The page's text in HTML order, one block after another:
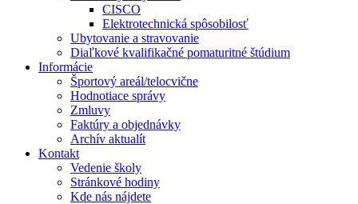
CISCO
Elektrotechnická spôsobilosť
Ubytovanie a stravovanie
Diaľkové kvalifikačné pomaturitné štúdium
Informácie
Športový areál/telocvične
Hodnotiace správy
Zmluvy
Faktúry a objednávky
Archív aktualít
Kontakt
Vedenie školy
Stránkové hodiny
Kde nás nájdete